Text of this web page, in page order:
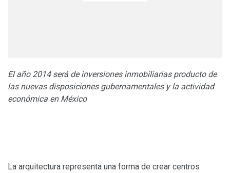
El año 2014 será de inversiones inmobiliarias producto de
las nuevas disposiciones gubernamentales y la actividad
económica en México
La arquitectura representa una forma de crear centros